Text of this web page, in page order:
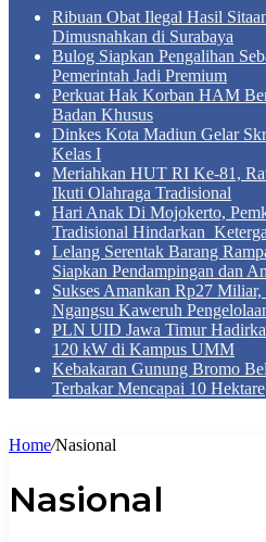
Ribuan Obat Ilegal Hasil
Dimusnahkan di Surabaya
Bulog Siapkan Pengalihan
Pemerintah Jadi Premium
Perkuat Hak Korban HAM
Badan Khusus
Dinkes Kota Madiun Gelar
Kelas I
Meriahkan HUT RI Ke-81,
Ikuti Olahraga Tradisional
Hari Anak Di Mojokerto,
Tradisional Hindarkan
Lelang Serentak Barang
Siapkan Pendampingan dan
Sukses Amankan Rp27
Ngangsu Kaweruh
PLN UID Jawa Timur
120 kW di Kampus UMM
Kebakaran Gunung Bromo
Terbakar Mencapai 10 Hektare
Home/Nasional
Nasional